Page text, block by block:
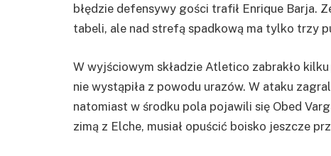
błędzie defensywy gości trafił Enrique Barja.
tabeli, ale nad strefą spadkową ma tylko trzy
W wyjściowym składzie Atletico zabrakło
nie wystąpiła z powodu urazów. W ataku
natomiast w środku pola pojawili się Obed
zimą z Elche, musiał opuścić boisko jeszcze